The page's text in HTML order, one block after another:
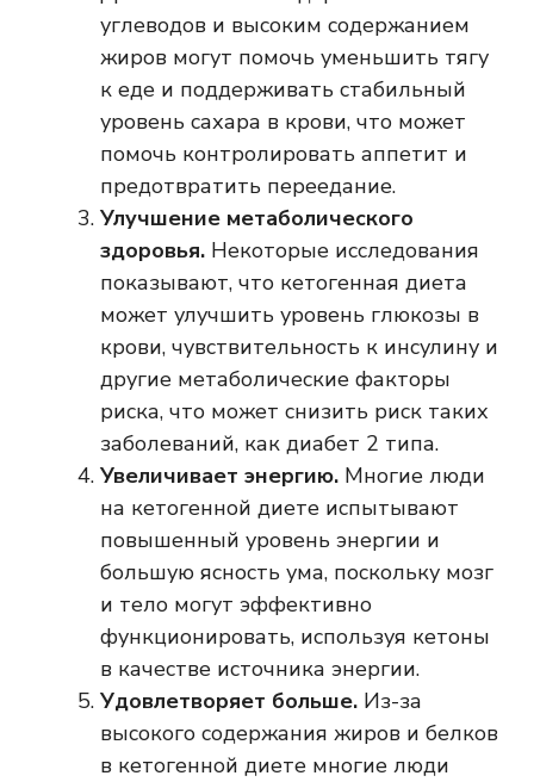
углеводов и высоким содержанием
жиров могут помочь уменьшить тягу
к еде и поддерживать стабильный
уровень сахара в крови, что может
помочь контролировать аппетит и
предотвратить переедание.
Улучшение метаболического
здоровья. Некоторые исследования
показывают, что кетогенная диета
может улучшить уровень глюкозы в
крови, чувствительность к инсулину и
другие метаболические факторы
риска, что может снизить риск таких
заболеваний, как диабет 2 типа.
Увеличивает энергию. Многие люди
на кетогенной диете испытывают
повышенный уровень энергии и
большую ясность ума, поскольку мозг
и тело могут эффективно
функционировать, используя кетоны
в качестве источника энергии.
Удовлетворяет больше. Из-за
высокого содержания жиров и белков
в кетогенной диете многие люди